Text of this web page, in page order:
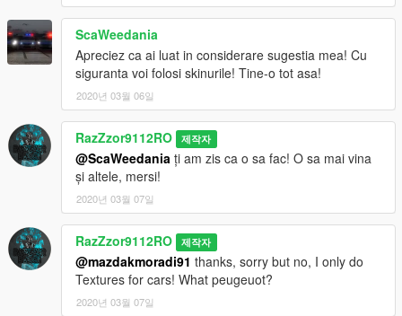
ScaWeedania
Apreciez ca ai luat in considerare sugestia mea! Cu
siguranta voi folosi skinurile! Tine-o tot asa!
2020년 03월 06일
RazZzor9112RO 제작자
@ScaWeedania ți am zis ca o sa fac! O sa mai vina
și altele, mersi!
2020년 03월 07일
RazZzor9112RO 제작자
@mazdakmoradi91 thanks, sorry but no, I only do
Textures for cars! What peugeuot?
2020년 03월 07일